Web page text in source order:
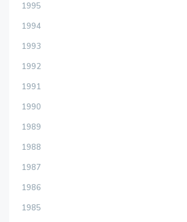
1995
1994
1993
1992
1991
1990
1989
1988
1987
1986
1985